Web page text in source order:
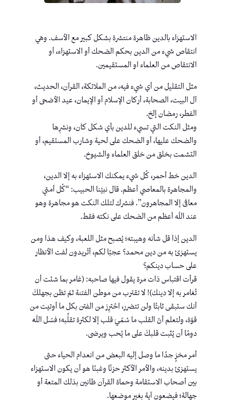
الاستهزاء بالدين ظاهرة منتشرة بشكل كبير مع الأسف. وهي
انتقاص شيء من الدين بحكم الضحك أو الاستهزاء، أو
الانتقاص من العلماء او المستقيمين.
مثل التقليل من أي شيء فيه، من الملائكة، القرآن، الحديث،
آل البيت، الصحابة، أركان الإسلام أو الإيمان، عيد الأضحى أو
الفطر، رمضان إلخ.
ومثل النكت التي تسيء للدين بأي شكل كان، ونشرِها
والضحك عليها، أو الضحك على لحية وشارب المستقيم، أو
التشمت بخلق من خلق العلماء والشيوخ.
الدين خط أحمر، كُل شيء يمكنك الاستهزاء به إلا الدين،
والمجاهرة بالمعاصي أعظم. قال نبيُنا الحبيب: “كُل أمتي
معافى إلا المجاهرون”. فنشرك لتلك النكت هو مجاهرة وهو
عند الله أعظم من الضحك على نكته فقط.
الدين إذا قل شأنه وهيبته؛ يُصبح مثل اللعبة، وكيف هذا ومن
يستهزئ به من دين محمد؟ عجبًا لكم، أتُريدون لفت الأنظار
على حساب دينكم؟
قرأت اقتباس ذات مرة يقول فيها صاحبه: (غامر بما شئت أن
تُغامر به إلا دينك)! لا تقترب من موطن الفتنة ثمّ تظن بجهلكَ
أنك ستبقى ثابتًا ولن تتضرر، احْترِز من الفتن بكل ما أوتيت من
قوّة، ولتعلم أنّ القلب ما سُمّيَ قلب إلا لكثرة تقلِّبه؛ فسّل اللّٰه
دومًا أن يُثبت قلبكَ على ما يُحب ويرضى.
أمر مخزٍ جدًا ما وصل إليه البعض من انعدام الحياء حتى
يستهزئ بدينه، والأمر الأكثر حزنًا وغبنًا هو أن يكون الاستهزاء
بين أصحاب الاستقامة وحماة القرآن ظانين بذلك المتعة أو
جهالة؛ فيضعون آية بغير موضعها.